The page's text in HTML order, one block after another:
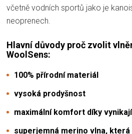
včetně vodních sportů jako je
neoprenech.
Hlavní důvody proč zvolit
WoolSens:
100% přírodní materiál
vysoká prodyšnost
maximální komfort díky
superjemná merino vlna,